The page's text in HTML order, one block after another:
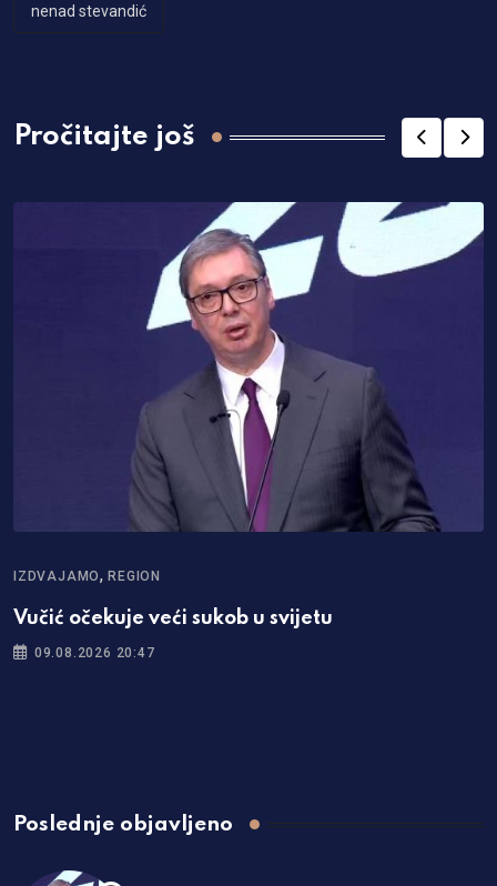
nenad stevandić
Pročitajte još
IZDVAJAMO,REGION
Vučić očekuje veći sukob u svijetu
09.08.2026 20:47
Poslednje objavljeno